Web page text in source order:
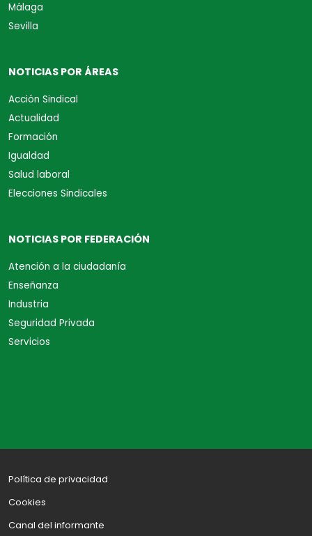
Málaga
Sevilla
NOTICIAS POR ÁREAS
Acción Sindical
Actualidad
Formación
Igualdad
Salud laboral
Elecciones Sindicales
NOTICIAS POR FEDERACIÓN
Atención a la ciudadanía
Enseñanza
Industria
Seguridad Privada
Servicios
Política de privacidad
Cookies
Canal del informante